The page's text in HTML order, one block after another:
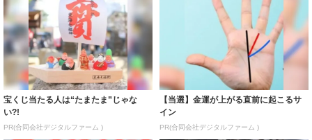
宝くじ当たる人は“たまたま”じゃな
い?!
PR(合同会社デジタルファーム )
【当選】金運が上がる直前に起こるサ
イン
PR(合同会社デジタルファーム )